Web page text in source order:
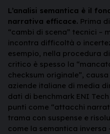
L’analisi semantica è il
narrativa efficace. Prima
“cambi di scena” tecnici –
incontra difficoltà o
esempio, nella procedura
critico è spesso la
checksum originale”,
aziende italiane di media
dati di benchmark ENI
punti come “attacchi
trama con suspense e
come la semantica inversa